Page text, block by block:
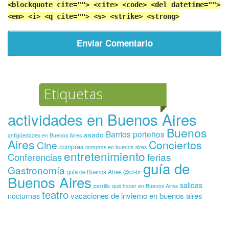
<blockquote cite=""> <cite> <code> <del datetime="">
<em> <i> <q cite=""> <s> <strike> <strong>
Etiquetas
actividades en Buenos Aires
antigüedades en Buenos Aires asado Barrios porteños Buenos
Aires Cine compras compras en buenos aires Conciertos
Conferenciasentretenimientoferias
Gastronomía guia de Buenos Aires @pt-br guía de
Buenos Aires parrilla qué hacer en Buenos Aires salidas
nocturnas teatrovacaciones de invierno en buenos aires